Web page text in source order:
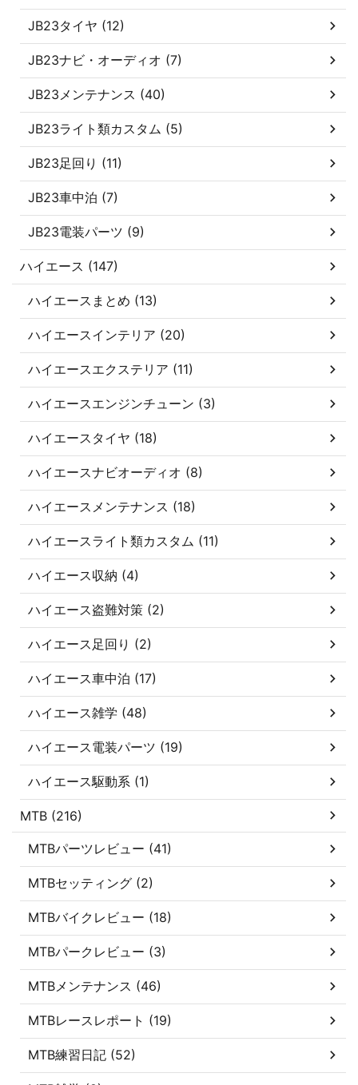
JB23タイヤ (12)
JB23ナビ・オーディオ (7)
JB23メンテナンス (40)
JB23ライト類カスタム (5)
JB23足回り (11)
JB23車中泊 (7)
JB23電装パーツ (9)
ハイエース (147)
ハイエースまとめ (13)
ハイエースインテリア (20)
ハイエースエクステリア (11)
ハイエースエンジンチューン (3)
ハイエースタイヤ (18)
ハイエースナビオーディオ (8)
ハイエースメンテナンス (18)
ハイエースライト類カスタム (11)
ハイエース収納 (4)
ハイエース盗難対策 (2)
ハイエース足回り (2)
ハイエース車中泊 (17)
ハイエース雑学 (48)
ハイエース電装パーツ (19)
ハイエース駆動系 (1)
MTB (216)
MTBパーツレビュー (41)
MTBセッティング (2)
MTBバイクレビュー (18)
MTBパークレビュー (3)
MTBメンテナンス (46)
MTBレースレポート (19)
MTB練習日記 (52)